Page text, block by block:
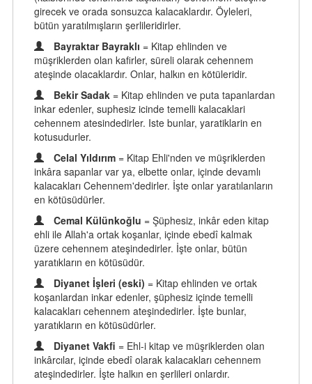
girecek ve orada sonsuzca kalacaklardır. Öyleleri,
bütün yaratılmışların şerlileridirler.
Bayraktar Bayraklı = Kitap ehlinden ve
müşriklerden olan kafirler, süreli olarak cehennem
ateşinde olacaklardır. Onlar, halkın en kötüleridir.
Bekir Sadak = Kitap ehlinden ve puta tapanlardan
inkar edenler, suphesiz icinde temelli kalacaklari
cehennem atesindedirler. Iste bunlar, yaratiklarin en
kotusudurler.
Celal Yıldırım = Kitap Ehli'nden ve müşriklerden
inkâra sapanlar var ya, elbette onlar, içinde devamlı
kalacakları Cehennem'dedirler. İşte onlar yaratılanların
en kötüsüdürler.
Cemal Külünkoğlu = Şüphesiz, inkâr eden kitap
ehli ile Allah'a ortak koşanlar, içinde ebedî kalmak
üzere cehennem ateşindedirler. İşte onlar, bütün
yaratıkların en kötüsüdür.
Diyanet İşleri (eski) = Kitap ehlinden ve ortak
koşanlardan inkar edenler, şüphesiz içinde temelli
kalacakları cehennem ateşindedirler. İşte bunlar,
yaratıkların en kötüsüdürler.
Diyanet Vakfi = Ehl-i kitap ve müşriklerden olan
inkârcılar, içinde ebedî olarak kalacakları cehennem
ateşindedirler. İşte halkın en şerlileri onlardır.